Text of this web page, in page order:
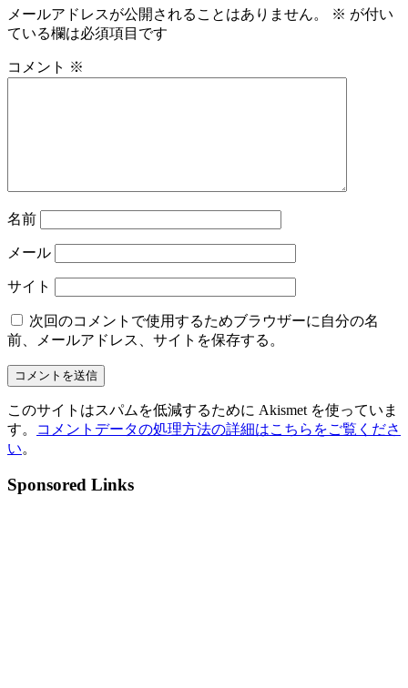
メールアドレスが公開されることはありません。 ※ が付い
ている欄は必須項目です
コメント ※
名前
メール
サイト
次回のコメントで使用するためブラウザーに自分の名
前、メールアドレス、サイトを保存する。
このサイトはスパムを低減するために Akismet を使っていま
す。
コメントデータの処理方法の詳細はこちらをご覧くださ
い。
Sponsored Links